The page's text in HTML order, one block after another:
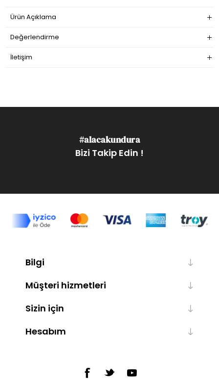
Ürün Açıklama
Değerlendirme
İletişim
#alacakundura
Bizi Takip Edin !
Bilgi
Müşteri hizmetleri
Sizin için
Hesabım